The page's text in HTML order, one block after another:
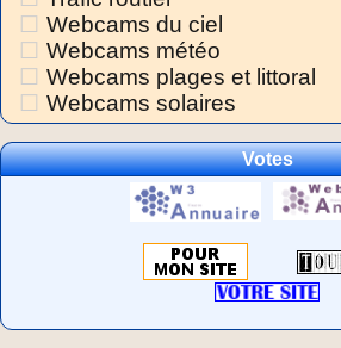
Webcams du ciel
Webcams météo
Webcams plages et littoral
Webcams solaires
Votes